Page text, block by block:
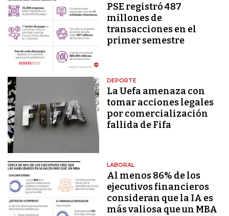
PSE registró 487
millones de
transacciones en el
primer semestre
DEPORTE
La Uefa amenaza con
tomar acciones legales
por comercialización
fallida de Fifa
LABORAL
Al menos 86% de los
ejecutivos financieros
consideran que la IA es
más valiosa que un MBA